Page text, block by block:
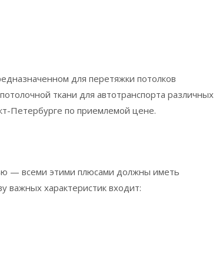
для перетяжки потолков
ткани для автотранспорта различных
Петербурге по приемлемой цене.
— всеми этими плюсами должны иметь
важных характеристик входит: